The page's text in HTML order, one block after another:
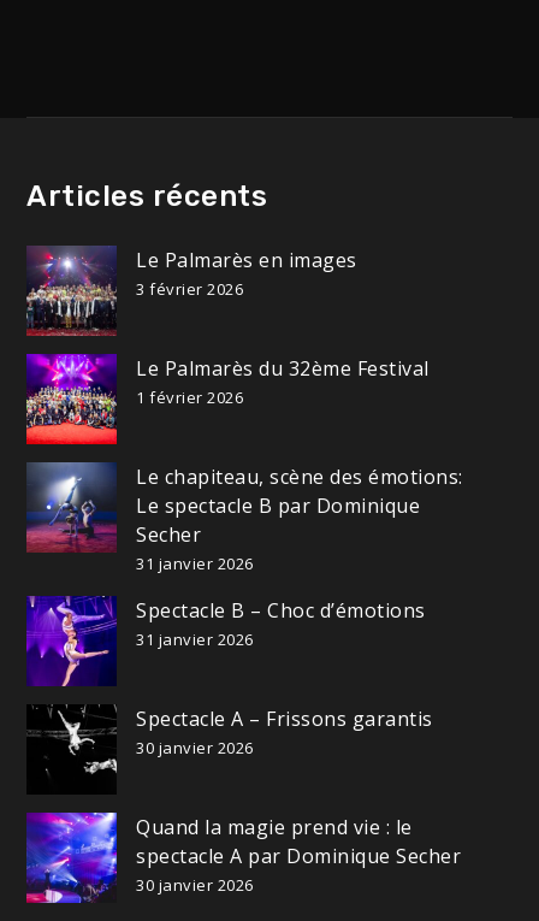
Articles récents
Le Palmarès en images
3 février 2026
Le Palmarès du 32ème Festival
1 février 2026
Le chapiteau, scène des émotions:
Le spectacle B par Dominique
Secher
31 janvier 2026
Spectacle B – Choc d’émotions
31 janvier 2026
Spectacle A – Frissons garantis
30 janvier 2026
Quand la magie prend vie : le
spectacle A par Dominique Secher
30 janvier 2026